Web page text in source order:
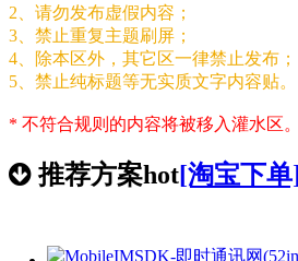
2、请勿发布虚假内容；
3、禁止重复主题刷屏；
4、除本区外，其它区一律禁止发布；
5、禁止纯标题等无实质文字内容贴。
* 不符合规则的内容将被移入灌水区。
推荐方案hot[淘宝下单]